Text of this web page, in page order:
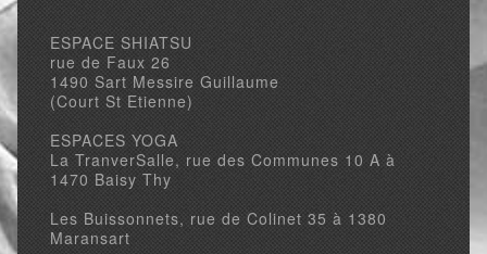
ESPACE SHIATSU
rue de Faux 26
1490 Sart Messire Guillaume
(Court St Etienne)
ESPACES YOGA
La TranverSalle, rue des Communes 10 A à
1470 Baisy Thy
Les Buissonnets, rue de Colinet 35 à 1380
Maransart